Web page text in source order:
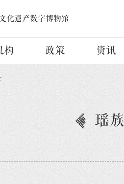
化遗产数字博物馆
构 政策 资讯
瑶